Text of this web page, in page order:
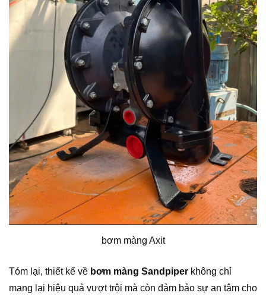
bơm màng Axit
Tóm lại, thiết kế về bơm màng Sandpiper không chỉ
mang lại hiệu quả vượt trội mà còn đảm bảo sự an tâm cho